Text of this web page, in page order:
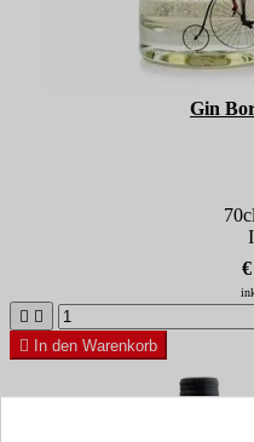
Gin
 

In den Warenkorb